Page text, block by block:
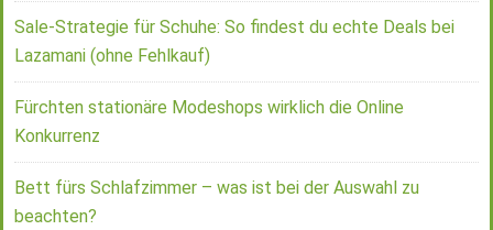
Sale-Strategie für Schuhe: So findest du echte Deals bei
Lazamani (ohne Fehlkauf)
Fürchten stationäre Modeshops wirklich die Online
Konkurrenz
Bett fürs Schlafzimmer – was ist bei der Auswahl zu
beachten?